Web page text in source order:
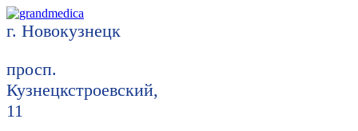
г. Новокузнецк
просп.
Кузнецкстроевский,
11